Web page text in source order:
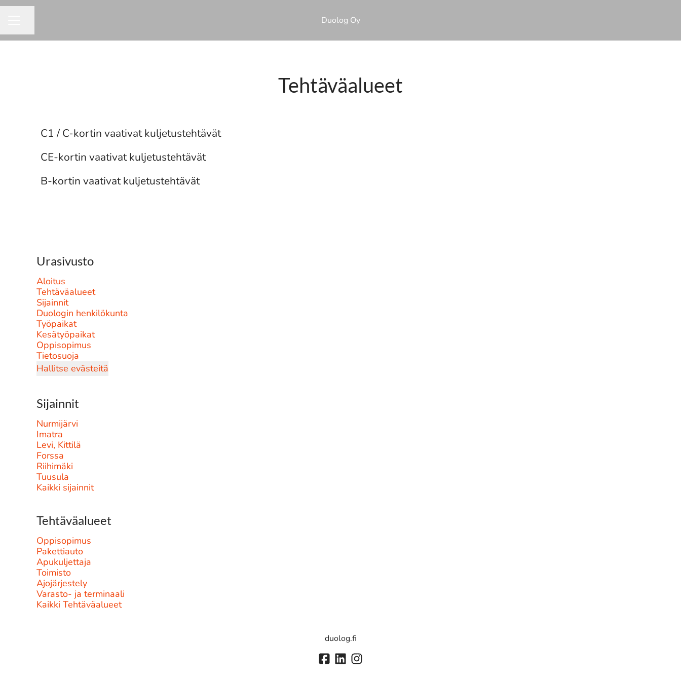
Duolog Oy
Tehtäväalueet
C1 / C-kortin vaativat kuljetustehtävät
CE-kortin vaativat kuljetustehtävät
B-kortin vaativat kuljetustehtävät
Urasivusto
Aloitus
Tehtäväalueet
Sijainnit
Duologin henkilökunta
Työpaikat
Kesätyöpaikat
Oppisopimus
Tietosuoja
Hallitse evästeitä
Sijainnit
Nurmijärvi
Imatra
Levi, Kittilä
Forssa
Riihimäki
Tuusula
Kaikki sijainnit
Tehtäväalueet
Oppisopimus
Pakettiauto
Apukuljettaja
Toimisto
Ajojärjestely
Varasto- ja terminaali
Kaikki Tehtäväalueet
duolog.fi